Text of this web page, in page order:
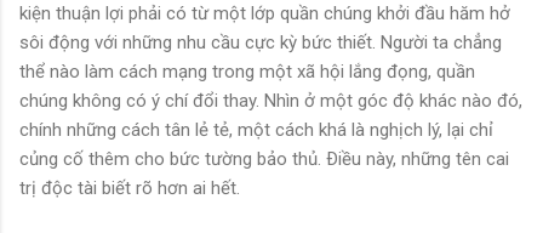
kiện thuận lợi phải có từ một lớp quần chúng khởi đầu hăm hở
sôi động với những nhu cầu cực kỳ bức thiết. Người ta chẳng
thể nào làm cách mạng trong một xã hội lắng đọng, quần
chúng không có ý chí đổi thay. Nhìn ở một góc độ khác nào đó,
chính những cách tân lẻ tẻ, một cách khá là nghịch lý, lại chỉ
củng cố thêm cho bức tường bảo thủ. Ðiều này, những tên cai
trị độc tài biết rõ hơn ai hết.